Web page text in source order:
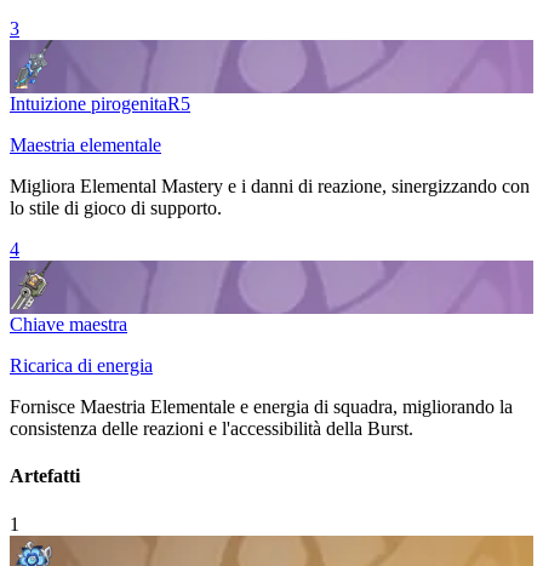
3
Intuizione pirogenitaR5
Maestria elementale
Migliora Elemental Mastery e i danni di reazione, sinergizzando con
lo stile di gioco di supporto.
4
Chiave maestra
Ricarica di energia
Fornisce Maestria Elementale e energia di squadra, migliorando la
consistenza delle reazioni e l'accessibilità della Burst.
Artefatti
1